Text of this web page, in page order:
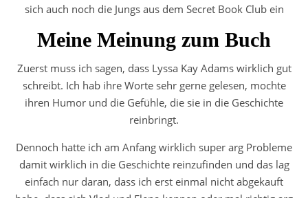
sich auch noch die Jungs aus dem Secret Book Club ein
Meine Meinung zum Buch
Zuerst muss ich sagen, dass Lyssa Kay Adams wirklich gut
schreibt. Ich hab ihre Worte sehr gerne gelesen, mochte
ihren Humor und die Gefühle, die sie in die Geschichte
reinbringt.
Dennoch hatte ich am Anfang wirklich super arg Probleme
damit wirklich in die Geschichte reinzufinden und das lag
einfach nur daran, dass ich erst einmal nicht abgekauft